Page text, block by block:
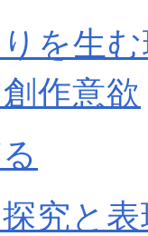
を生
作意欲
究と表